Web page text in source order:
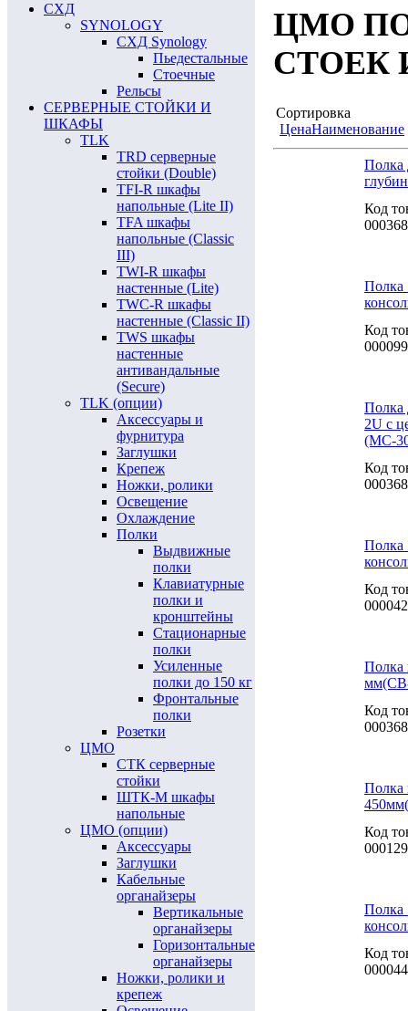
СХД
SYNOLOGY
СХД Synology
Пьедестальные
Стоечные
Рельсы
СЕРВЕРНЫЕ СТОЙКИ И
ШКАФЫ
TLK
TRD серверные
стойки (Double)
TFI-R шкафы
напольные (Lite II)
TFA шкафы
напольные (Classic
III)
TWI-R шкафы
настенные (Lite)
TWC-R шкафы
настенные (Classic II)
TWS шкафы
настенные
антивандальные
(Secure)
TLK (опции)
Аксессуары и
фурнитура
Заглушки
Крепеж
Ножки, ролики
Освещение
Охлаждение
Полки
Выдвижные
полки
Клавиатурные
полки и
кронштейны
Стационарные
полки
Усиленные
полки до 150 кг
Фронтальные
полки
Розетки
ЦМО
СТК серверные
стойки
ШТК-М шкафы
напольные
ЦМО (опции)
Аксессуары
Заглушки
Кабельные
органайзеры
Вертикальные
органайзеры
Горизонтальные
органайзеры
Ножки, ролики и
крепеж
ЦМО
СТОЕК
Сортировка
ЦенаНаименование
Полка
Код
Полка
Код
Полка
2U с
(МС-
Код
Полка
Код
Полка
Код
Полка
Код
Полка
Код